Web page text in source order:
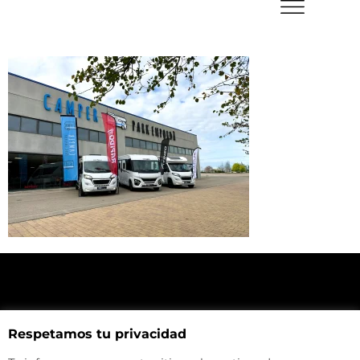
Haz click aquí y mira como llegar a la tienda
Respetamos tu privacidad